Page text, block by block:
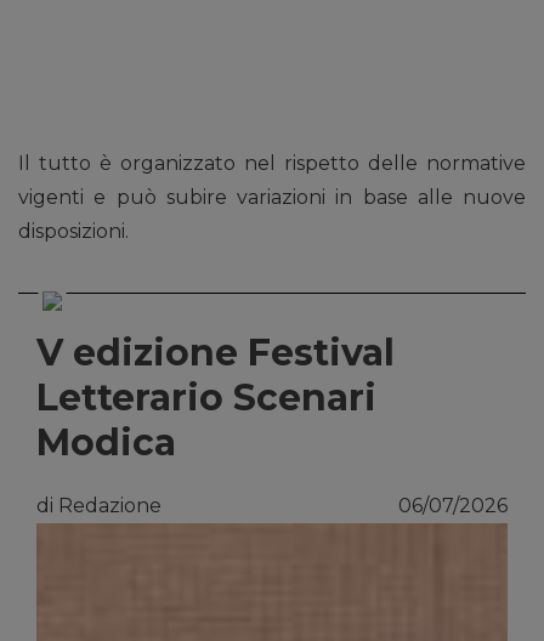
Il tutto è organizzato nel rispetto delle normative
vigenti e può subire variazioni in base alle nuove
disposizioni.
V edizione Festival
Letterario Scenari
Modica
di Redazione 06/07/2026